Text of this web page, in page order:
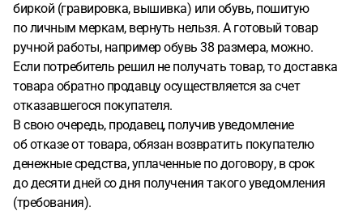
биркой (гравировка, вышивка) или обувь, пошитую
по личным меркам, вернуть нельзя. А готовый товар
ручной работы, например обувь 38 размера, можно.
Если потребитель решил не получать товар, то доставка
товара обратно продавцу осуществляется за счет
отказавшегося покупателя.
В свою очередь, продавец, получив уведомление
об отказе от товара, обязан возвратить покупателю
денежные средства, уплаченные по договору, в срок
до десяти дней со дня получения такого уведомления
(требования).